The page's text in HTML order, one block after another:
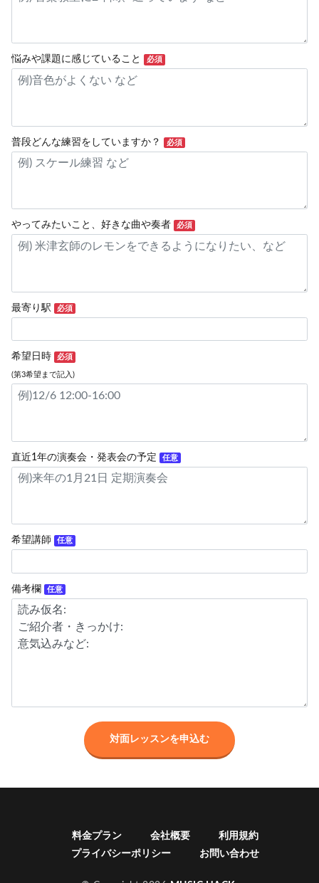
悩みや課題に感じていること 必須
普段どんな練習をしていますか？ 必須
やってみたいこと、好きな曲や奏者 必須
最寄り駅 必須
希望日時 必須
(第3希望まで記入)
直近1年の演奏会・発表会の予定 任意
希望講師 任意
備考欄 任意
料金プラン 会社概要
利用規約
プライバシーポリシー
お問い合わせ